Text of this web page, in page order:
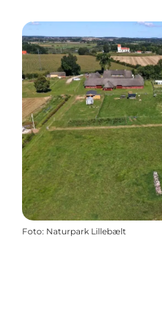
Foto: Naturpark Lillebælt